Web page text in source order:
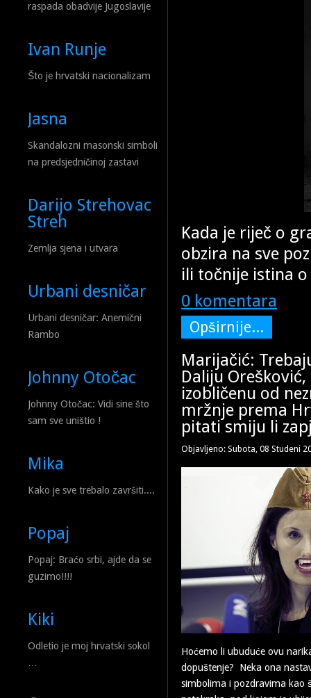
raspada obadvije Jugoslavije
Ivan Runje
Što je hrvatski nacionalizam
Jasna
Skandalozni masonski simboli
na predsjedničinoj zastavi
Darijo Strehovac
Streh
Zemlja sjena i utvara
Urbani desničar
Urbani desničar: Anemični
Rambo
Johnny Otočac
Johnny Otočac: Vidi sine što
sam sve uništio !
Mika
Kako je sve trebalo završiti....
Popaj
Popaj: Braćo srbi, ajde da se
guzimo!!!!
Kiki
Odletio je moj hrvatski sokol
Kada je riječ o
obzira na sve
ili točnije istina
0 komentara
Opširnije...
Marijačić:
Daliju
izobličenu od
mržnje prema
pitati smiju li
Objavljeno: Subota, 08 Studeni
Hoćemo li ubuduće ovu
dopuštenje? Neka ona
simbolima i pozdravima kao